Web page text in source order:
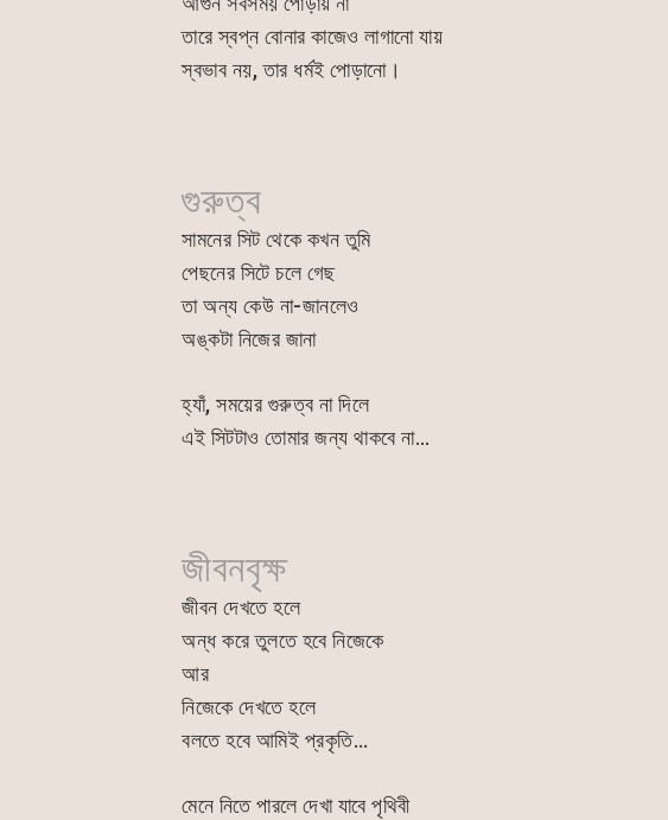
o
o
p
p
n
g
তারে স্বপ্ন বোনার কাজেও লাগানো যায়
স্বভাব নয়, তার ধর্মই পোড়ানো।
গুরুত্ব
সামনের সিট থেকে কখন তুমি
পেছনের সিটে চলে গেছ
তা অন্য কেউ না-জানলেও
অঙ্কটা নিজের জানা
হ্যাঁ, সময়ের গুরুত্ব না দিলে
এই সিটটাও তোমার জন্য থাকবে না…
জীবনবৃক্ষ
জীবন দেখতে হলে
অন্ধ করে তুলতে হবে নিজেকে
আর
নিজেকে দেখতে হলে
বলতে হবে আমিই প্রকৃতি…
মেনে নিতে পারলে দেখা যাবে পৃথিবী